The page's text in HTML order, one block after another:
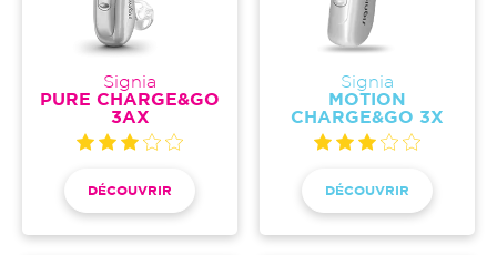
Signia
PURE CHARGE&GO
3AX
DÉCOUVRIR
Signia
MOTION
CHARGE&GO 3X
DÉCOUVRIR